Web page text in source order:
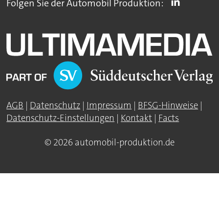
Folgen Sie der Automobil Produktion:
AGB | Datenschutz | Impressum | BFSG-Hinweise |
Datenschutz-Einstellungen | Kontakt | Facts
© 2026 automobil-produktion.de